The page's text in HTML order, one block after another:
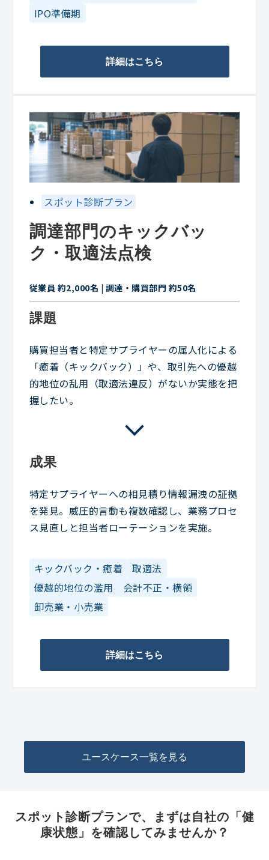
IPO準備期
詳細はこちら
スポット診断プラン
調達部門のキックバッ
ク・取適法点検
従業員 約2,000名 | 調達・購買部門 約50名
課題
購買担当者と特定サプライヤーの属人化による
「癒着（キックバック）」や、取引先への優越
的地位の乱用（取適法違反）がないか実態を把
握したい。
成果
特定サプライヤーへの相見積り情報漏洩の証拠
を発見。威圧的言動も複数確認し、業務プロセ
ス見直しと担当者ローテーションを実施。
キックバック・癒着
取適法
優越的地位の濫用
会計不正・横領
卸売業・小売業
詳細はこちら
ユースケース一覧を見る
スポット診断プランで、まずは自社の「健
康状態」を確認してみませんか？